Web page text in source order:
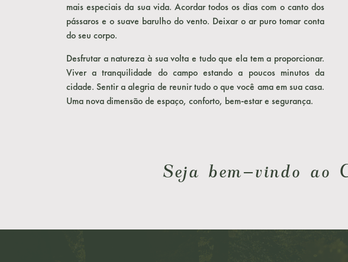
mais especiais da sua vida. Acordar todos os dias com o canto dos
pássaros e o suave barulho do vento. Deixar o ar puro tomar conta
do seu corpo.
Desfrutar a natureza à sua volta e tudo que ela tem a proporcionar.
Viver a tranquilidade do campo estando a poucos minutos da
cidade. Sentir a alegria de reunir tudo o que você ama em sua casa.
Uma nova dimensão de espaço, conforto, bem-estar e segurança.
Seja bem-vindo ao